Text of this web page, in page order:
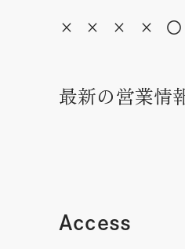
× × × × 〇
最新の営業情
Access